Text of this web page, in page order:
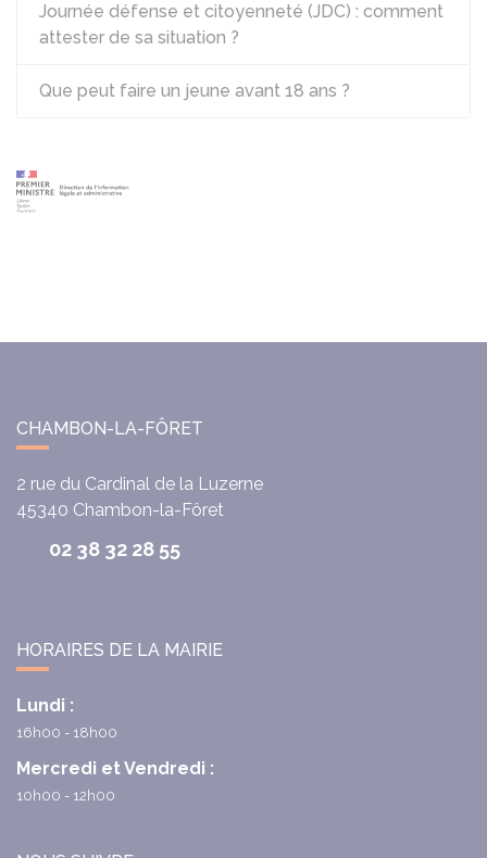
Journée défense et citoyenneté (JDC) : comment
attester de sa situation ?
Que peut faire un jeune avant 18 ans ?
CHAMBON-LA-FÔRET
2 rue du Cardinal de la Luzerne
45340 Chambon-la-Fôret
02 38 32 28 55
HORAIRES DE LA MAIRIE
Lundi :
16h00 - 18h00
Mercredi et Vendredi :
10h00 - 12h00